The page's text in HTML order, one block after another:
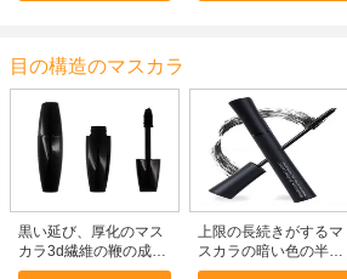
目の構造のマスカラ
黒い延び、厚化のマス
カラ3d繊維の鞭の成長
のマスカラ
上限の長続きがするマ
スカラの暗い色の半永
久的なマスカラ